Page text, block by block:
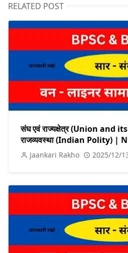
RELATED POST
संघ एवं राज्यक्षेत्र (Union and
राजव्यवस्था (Indian Polity) |
Jaankari Rakho 2025/12/